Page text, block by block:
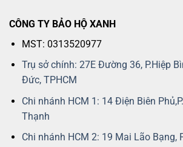
CÔNG TY BẢO HỘ XANH
MST: 0313520977
Trụ sở chính: 27E Đường 36, P.Hiệp
Đức, TPHCM
Chi nhánh HCM 1: 14 Điện Biên
Thạnh
Chi nhánh HCM 2: 19 Mai Lão Bạng,